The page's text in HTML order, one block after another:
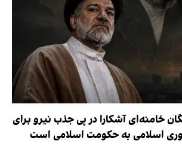
خامنه‌ای آشکارا در پی جذب نیرو برای
اسلامی به حکومت اسلامی است